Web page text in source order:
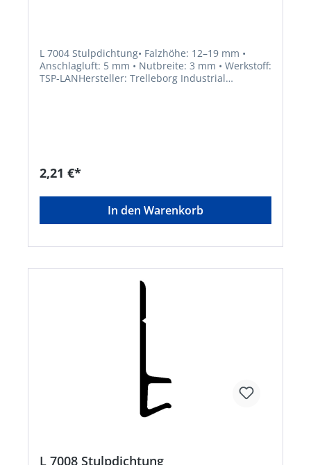
L 7004 Stulpdichtung• Falzhöhe: 12–19 mm •
Anschlagluft: 5 mm • Nutbreite: 3 mm • Werkstoff:
TSP-LANHersteller: Trelleborg Industrial
2,21 €*
In den Warenkorb
L 7008 Stulpdichtung